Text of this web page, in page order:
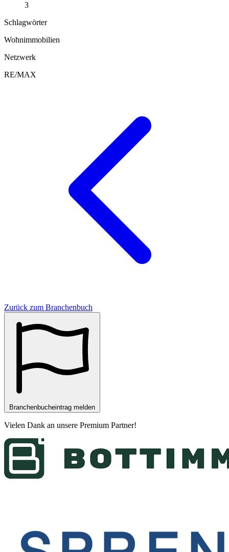
3
Schlagwörter
Wohnimmobilien
Netzwerk
RE/MAX
Zurück zum Branchenbuch
Branchenbucheintrag melden
Vielen Dank an unsere Premium Partner!